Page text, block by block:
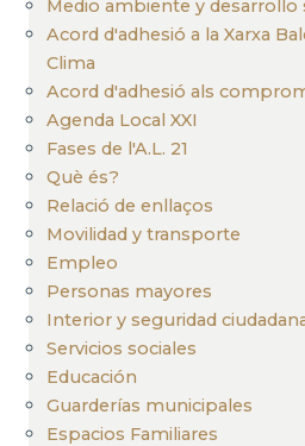
Medio ambiente y desarrollo
Acord d'adhesió a la Xarxa
Clima
Acord d'adhesió als
Agenda Local XXI
Fases de l'A.L. 21
Què és?
Relació de enllaços
Movilidad y transporte
Empleo
Personas mayores
Interior y seguridad
Servicios sociales
Educación
Guarderías municipales
Espacios Familiares